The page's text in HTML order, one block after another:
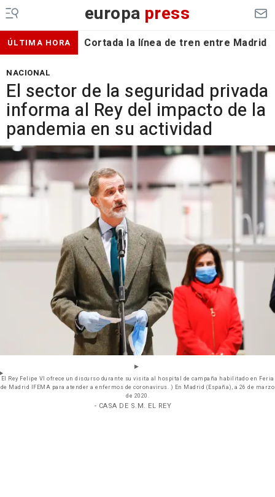
europa press
ÚLTIMA HORA Cortada la línea de tren entre Madrid
NACIONAL
El sector de la seguridad privada
informa al Rey del impacto de la
pandemia en su actividad
El Rey Felipe VI ofrece un discurso durante su visita al hospital de campaña habilitado en Feria
de Madrid IFEMA para atender a enfermos de coronavirus. ) En Madrid (España), a 26 de marzo
de 2020.
- CASA DE S.M. EL REY